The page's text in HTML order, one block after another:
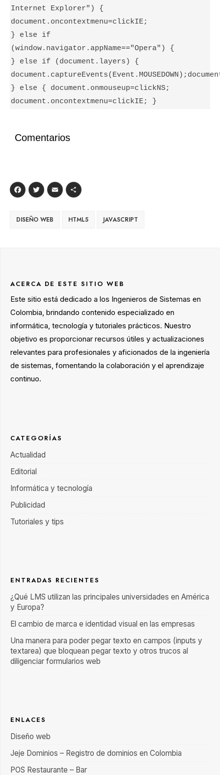
Internet Explorer") {
document.oncontextmenu=clickIE;
} else if
(window.navigator.appName=="Opera") {
} else if (document.layers) {
} else { document.onmouseup=clickNS;
document.oncontextmenu=clickIE; }
Comentarios
Facebook
Twitter
Email
DISEÑO WEB HTML5 JAVASCRIPT
ACERCA DE ESTE SITIO WEB
Este sitio está dedicado a los Ingenieros de Sistemas en
Colombia, brindando contenido especializado en
informática, tecnología y tutoriales prácticos. Nuestro
objetivo es proporcionar recursos útiles y actualizaciones
relevantes para profesionales y aficionados de la ingeniería
de sistemas, fomentando la colaboración y el aprendizaje
continuo.
CATEGORÍAS
Actualidad
Editorial
Informática y tecnología
Publicidad
Tutoriales y tips
ENTRADAS RECIENTES
¿Qué LMS utilizan las principales universidades en América
y Europa?
El cambio de marca e identidad visual en las empresas
Una manera para poder pegar texto en campos (inputs y
textarea) que bloquean pegar texto y otros trucos al
diligenciar formularios web
ENLACES
Diseño web
Jeje Dominios – Registro de dominios en Colombia
POS Restaurante – Bar